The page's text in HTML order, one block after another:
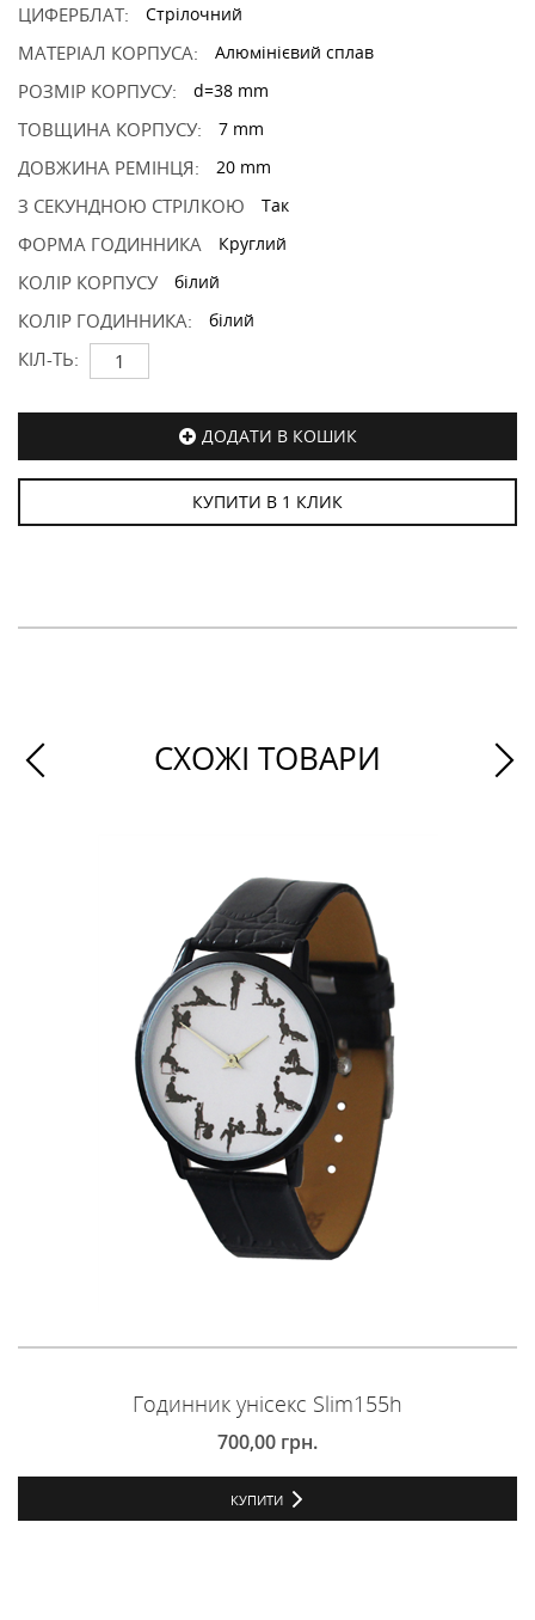
ЦИФЕРБЛАТ: Стрілочний
МАТЕРІАЛ КОРПУСА: Алюмінієвий сплав
РОЗМІР КОРПУСУ: d=38 mm
ТОВЩИНА КОРПУСУ: 7 mm
ДОВЖИНА РЕМІНЦЯ: 20 mm
З СЕКУНДНОЮ СТРІЛКОЮ Так
ФОРМА ГОДИННИКА Круглий
КОЛІР КОРПУСУ білий
КОЛІР ГОДИННИКА: білий
КІЛ-ТЬ:
ДОДАТИ В КОШИК
КУПИТИ В 1 КЛИК
СХОЖІ ТОВАРИ
Годинник унісекс Slim155h
700,00 грн.
КУПИТИ